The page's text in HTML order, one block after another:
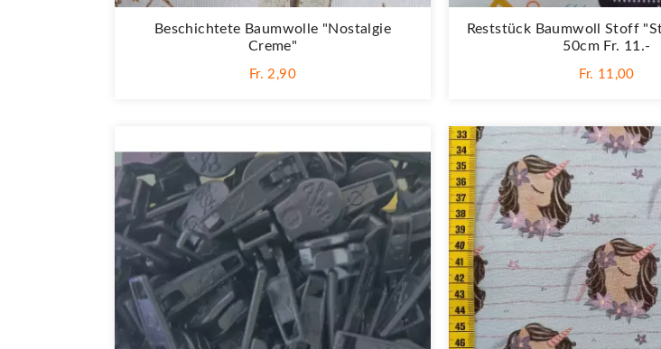
Beschichtete Baumwolle "Nostalgie
Creme"
Fr. 2,90
Reststück Baumwoll Stoff
50cm Fr. 11.-
Fr. 11,00